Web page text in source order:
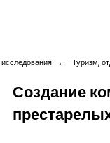
Компания
← Туризм,
Создание